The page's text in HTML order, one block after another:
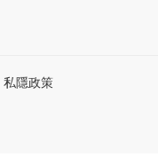
私隱政策